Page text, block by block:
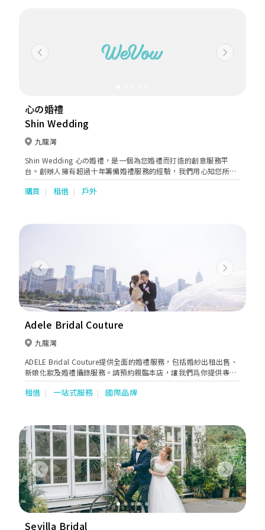
Previous Next
心の婚禮
Shin Wedding
九龍灣
Shin Wedding 心の婚禮，是一個為您婚禮而打造的創意服務平
台。創辦人擁有超過十年籌備婚禮服務的經驗，我們用心知您所
想，除了提供專業意見外，更為您搜索婚禮需要的每一個細節，務
求令每一對準新人可選擇到最合適和貼身的婚禮服務。
購買 租借 戶外
Previous Next
Adele Bridal Couture
九龍灣
ADELE Bridal Couture提供全面的婚禮服務，包括婚紗出租出售、
新娘化妝及婚禮攝錄服務。請預約親臨本店，讓我們爲你提供專業
的建議。
租借 一站式服務 國際品牌
Previous Next
Sevilla Bridal